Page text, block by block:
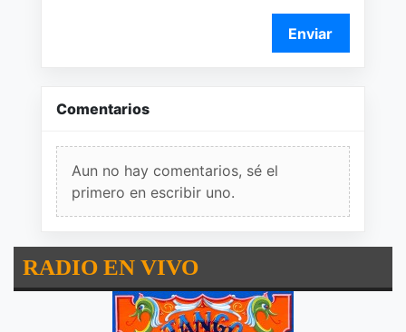
Enviar
Comentarios
Aun no hay comentarios, sé el
primero en escribir uno.
RADIO EN VIVO